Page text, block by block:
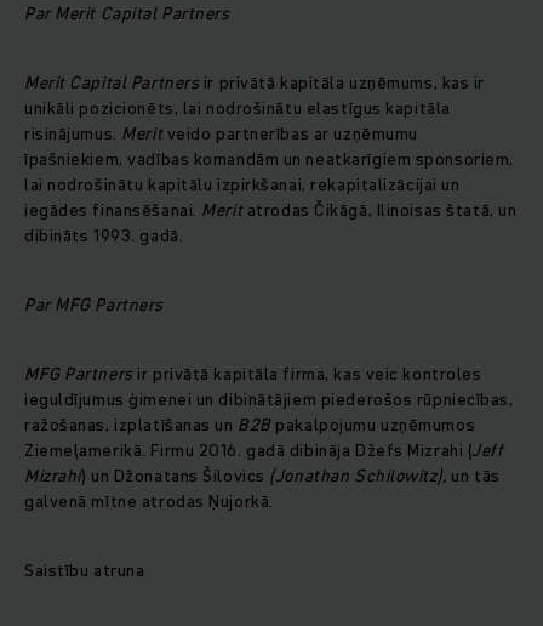
Par Merit Capital Partners
Merit Capital Partnersir privātā kapitāla uzņēmums, kas ir
unikāli pozicionēts, lai nodrošinātu elastīgus kapitāla
risinājumus. Meritveido partnerības ar uzņēmumu
īpašniekiem, vadības komandām un neatkarīgiem sponsoriem,
lai nodrošinātu kapitālu izpirkšanai, rekapitalizācijai un
iegādes finansēšanai. Meritatrodas Čikāgā, Ilinoisas štatā, un
dibināts 1993. gadā.
Par MFG Partners
MFG Partnersir privātā kapitāla firma, kas veic kontroles
ieguldījumus ģimenei un dibinātājiem piederošos rūpniecības,
ražošanas, izplatīšanas un B2Bpakalpojumu uzņēmumos
Ziemeļamerikā. Firmu 2016. gadā dibināja Džefs Mizrahi (Jeff
Mizrahi) un Džonatans Šilovics (Jonathan Schilowitz), un tās
galvenā mītne atrodas Ņujorkā.
Saistību atruna